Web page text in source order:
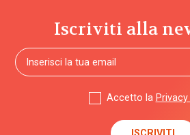
Iscriviti alla
Accetto la